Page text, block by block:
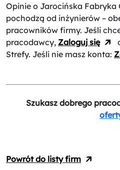
Opinie o Jarocińska Fabryka
pochodzą od inżynierów –
pracowników firmy. Jeśli
pracodawcy, Zaloguj się
Strefy. Jeśli nie masz konta:
Szukasz dobrego
Powrót do listy firm